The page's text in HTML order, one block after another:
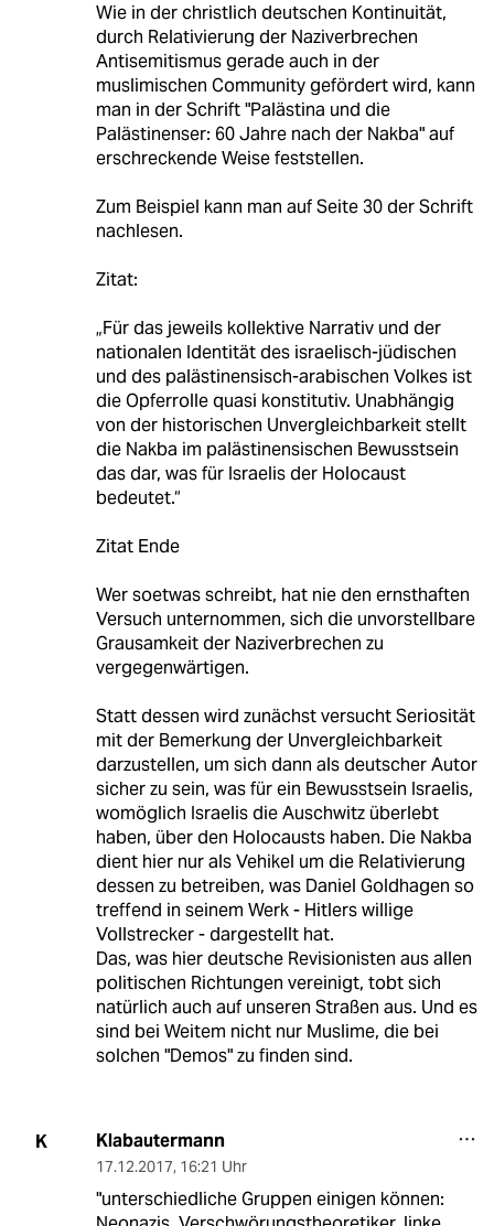
Wie in der christlich deutschen Kontinuität,
durch Relativierung der Naziverbrechen
Antisemitismus gerade auch in der
muslimischen Community gefördert wird, kann
man in der Schrift "Palästina und die
Palästinenser: 60 Jahre nach der Nakba" auf
erschreckende Weise feststellen.
Zum Beispiel kann man auf Seite 30 der Schrift
nachlesen.
Zitat:
„Für das jeweils kollektive Narrativ und der
nationalen Identität des israelisch-jüdischen
und des palästinensisch-arabischen Volkes ist
die Opferrolle quasi konstitutiv. Unabhängig
von der historischen Unvergleichbarkeit stellt
die Nakba im palästinensischen Bewusstsein
das dar, was für Israelis der Holocaust
bedeutet.“
Zitat Ende
Wer soetwas schreibt, hat nie den ernsthaften
Versuch unternommen, sich die unvorstellbare
Grausamkeit der Naziverbrechen zu
vergegenwärtigen.
Statt dessen wird zunächst versucht Seriosität
mit der Bemerkung der Unvergleichbarkeit
darzustellen, um sich dann als deutscher Autor
sicher zu sein, was für ein Bewusstsein Israelis,
womöglich Israelis die Auschwitz überlebt
haben, über den Holocausts haben. Die Nakba
dient hier nur als Vehikel um die Relativierung
dessen zu betreiben, was Daniel Goldhagen so
treffend in seinem Werk - Hitlers willige
Vollstrecker - dargestellt hat.
Das, was hier deutsche Revisionisten aus allen
politischen Richtungen vereinigt, tobt sich
natürlich auch auf unseren Straßen aus. Und es
sind bei Weitem nicht nur Muslime, die bei
solchen "Demos" zu finden sind.
K Klabautermann
17.12.2017, 16:21 Uhr
"unterschiedliche Gruppen einigen können: